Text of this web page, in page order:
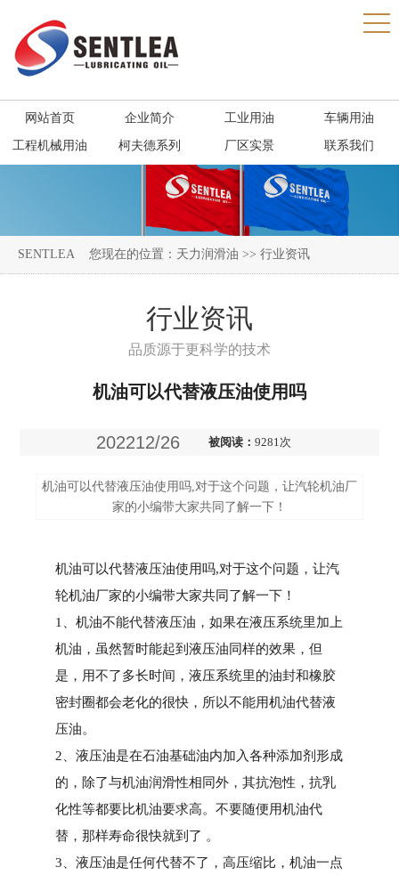
网站首页 企业简介 工业用油 车辆用油
工程机械用油 柯夫德系列 厂区实景 联系我们
SENTLEA 您现在的位置： 天力润滑油 >> 行业资讯
行业资讯
品质源于更科学的技术
机油可以代替液压油使用吗
202212/26 被阅读：9281次
机油可以代替液压油使用吗,对于这个问题，让汽轮机油厂
家的小编带大家共同了解一下！
机油可以代替液压油使用吗,对于这个问题，让汽
轮机油厂家的小编带大家共同了解一下！
1、机油不能代替液压油，如果在液压系统里加上
机油，虽然暂时能起到液压油同样的效果，但
是，用不了多长时间，液压系统里的油封和橡胶
密封圈都会老化的很快，所以不能用机油代替液
压油。
2、液压油是在石油基础油内加入各种添加剂形成
的，除了与机油润滑性相同外，其抗泡性，抗乳
化性等都要比机油要求高。不要随便用机油代
替，那样寿命很快就到了 。
3、液压油是任何代替不了，高压缩比，机油一点